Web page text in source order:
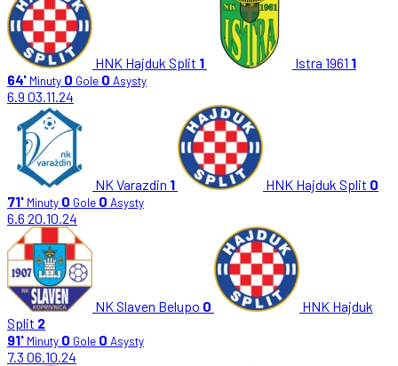
HNK Hajduk Split 1 Istra 1961 1
64' Minuty 0 Gole 0 Asysty
6.9 03.11.24
NK Varazdin 1 HNK Hajduk Split 0
71' Minuty 0 Gole 0 Asysty
6.6 20.10.24
NK Slaven Belupo 0
HNK Hajduk
Split 2
91' Minuty 0 Gole 0 Asysty
7.3 06.10.24